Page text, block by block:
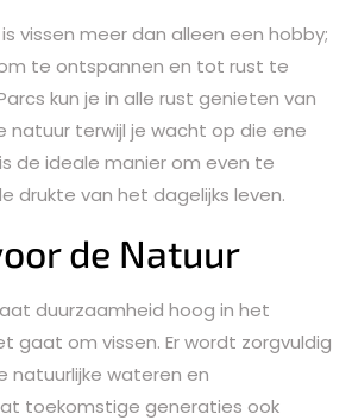
vissen meer dan alleen een hobby;
te ontspannen en tot rust te
kun je in alle rust genieten van
natuur terwijl je wacht op die ene
de ideale manier om even te
drukte van het dagelijks leven.
de Natuur
duurzaamheid hoog in het
gaat om vissen. Er wordt zorgvuldig
wateren en
toekomstige generaties ook